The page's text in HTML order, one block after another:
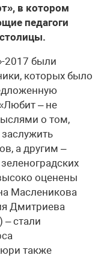
в котором
педагоги
2017 были
которых было
– не
о том,
а другим –
оценены
Масленикова
Дмитриева
стали
также